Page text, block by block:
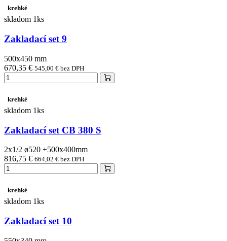
krehké
skladom 1ks
Zakladací set 9
500x450 mm
670,35 € 545,00 € bez DPH
krehké
skladom 1ks
Zakladací set CB 380 S
2x1/2 ø520 +500x400mm
816,75 € 664,02 € bez DPH
krehké
skladom 1ks
Zakladací set 10